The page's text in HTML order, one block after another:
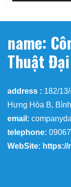
name:
Thuật
address : 182/
Hưng Hòa B,
email:
telephone:
WebSite: